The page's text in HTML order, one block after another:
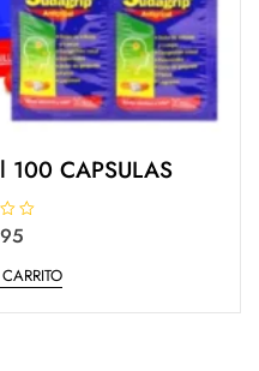
CAPSULAS